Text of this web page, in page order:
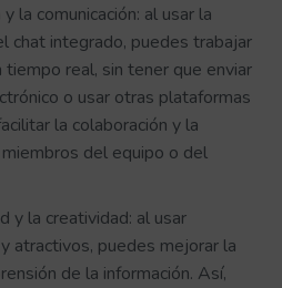
la comunicación: al usar la
chat integrado, puedes trabajar
real, sin tener que enviar
o usar otras plataformas
la colaboración y la
del equipo o del
y la creatividad: al usar
atractivos, puedes mejorar la
de la información. Así,